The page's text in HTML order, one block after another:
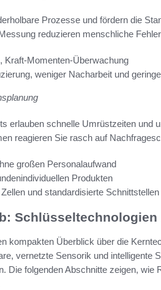
Prozesse und fördern die
reduzieren menschliche
Kraft-Momenten-Überwachung
weniger Nacharbeit und
erlauben schnelle Umrüstzeiten und
reagieren Sie rasch auf
großen Personalaufwand
Produkten
und standardisierte Schnittstellen
Schlüsseltechnologien
kompakten Überblick über die
vernetzte Sensorik und intelligente
Die folgenden Abschnitte zeigen, wie